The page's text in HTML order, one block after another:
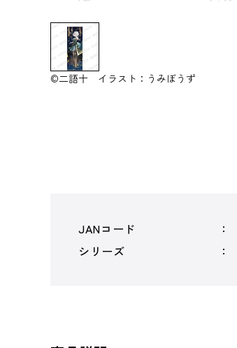
©二語十 イラスト：うみぼうず
JANコード
シリーズ